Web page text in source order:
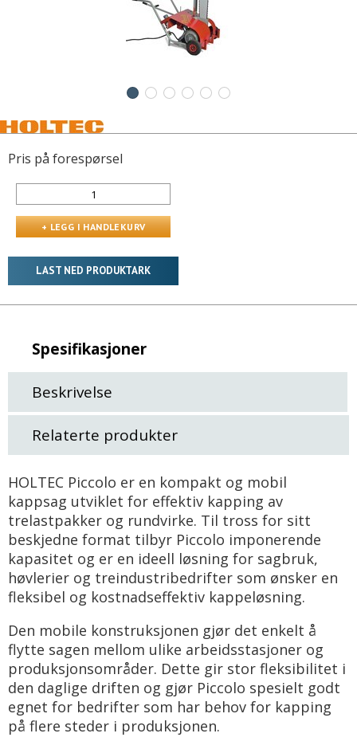
Pris på forespørsel
LAST NED PRODUKTARK
Spesifikasjoner
Beskrivelse
Relaterte produkter
HOLTEC Piccolo er en kompakt og mobil
kappsag utviklet for effektiv kapping av
trelastpakker og rundvirke. Til tross for sitt
beskjedne format tilbyr Piccolo imponerende
kapasitet og er en ideell løsning for sagbruk,
høvlerier og treindustribedrifter som ønsker en
fleksibel og kostnadseffektiv kappeløsning.
Den mobile konstruksjonen gjør det enkelt å
flytte sagen mellom ulike arbeidsstasjoner og
produksjonsområder. Dette gir stor fleksibilitet i
den daglige driften og gjør Piccolo spesielt godt
egnet for bedrifter som har behov for kapping
på flere steder i produksjonen.